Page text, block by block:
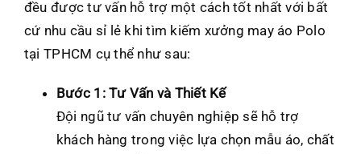
đều được tư vấn hỗ trợ một cách tốt nhất với bất
cứ nhu cầu sỉ lẻ khi tìm kiếm xưởng may áo Polo
tại TPHCM cụ thể như sau:
Bước 1: Tư Vấn và Thiết Kế
Đội ngũ tư vấn chuyên nghiệp sẽ hỗ trợ
khách hàng trong việc lựa chọn mẫu áo, chất